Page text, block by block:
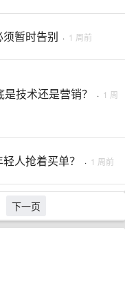
暂时告别 · 1 周前
技术还是营销？ · 1 周
人抢着买单？ · 1 周前
下一页